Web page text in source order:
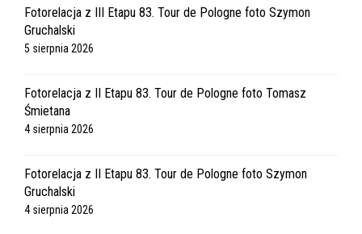
Fotorelacja z III Etapu 83. Tour de Pologne foto Szymon
Gruchalski
5 sierpnia 2026
Fotorelacja z II Etapu 83. Tour de Pologne foto Tomasz
Śmietana
4 sierpnia 2026
Fotorelacja z II Etapu 83. Tour de Pologne foto Szymon
Gruchalski
4 sierpnia 2026